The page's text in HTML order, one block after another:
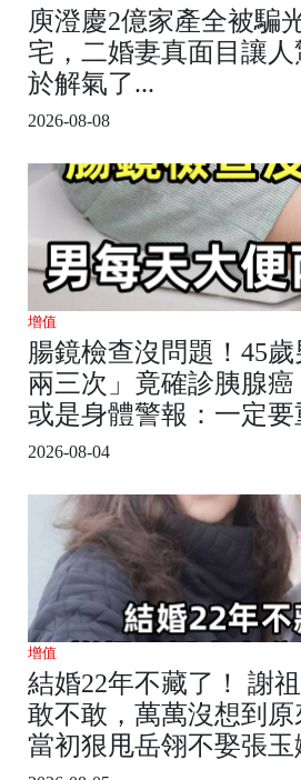
庾澄慶2億家產全被騙
宅，二婚妻真面目讓
於解氣了...
2026-08-08
增值
腸鏡檢查沒問題！45
兩三次」竟確診胰腺
或是身體警報：一定要
2026-08-04
增值
結婚22年不藏了！ 謝
敢不敢，萬萬沒想到
當初狠甩岳翎不娶張玉